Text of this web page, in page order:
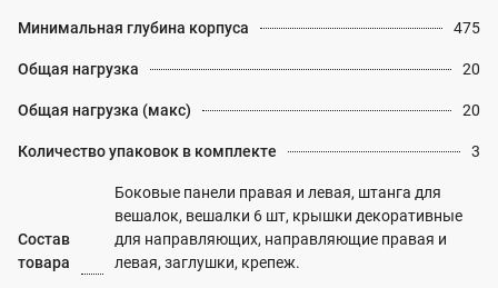
Минимальная глубина корпуса 475
Общая нагрузка 20
Общая нагрузка (макс) 20
Количество упаковок в комплекте 3
Состав
товара
Боковые панели правая и левая, штанга для
вешалок, вешалки 6 шт, крышки декоративные
для направляющих, направляющие правая и
левая, заглушки, крепеж.